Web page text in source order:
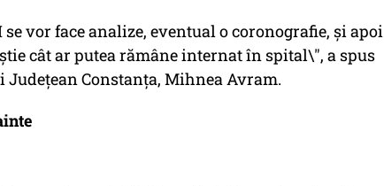
vor face analize, eventual o coronografie, şi apoi
cât ar putea rămâne internat în spital\", a spus
Constanţa, Mihnea Avram.